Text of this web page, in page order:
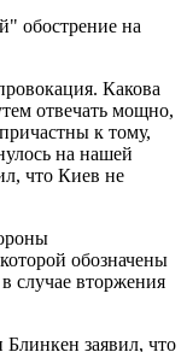
обострение на
Какова
отвечать мощно,
к тому,
на нашей
что Киев не
обозначены
случае вторжения
заявил, что